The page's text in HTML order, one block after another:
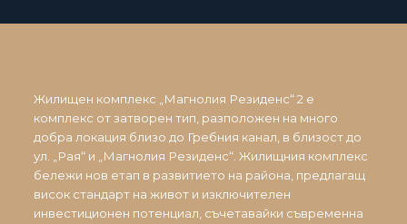
Жилищен комплекс „Магнолия Резиденс“ 2 е
комплекс от затворен тип, разположен на много
добра локация близо до Гребния канал, в близост до
ул. „Рая“ и „Магнолия Резиденс“. Жилищния комплекс
бележи нов етап в развитието на района, предлагащ
висок стандарт на живот и изключителен
инвестиционен потенциал, съчетавайки съвременна